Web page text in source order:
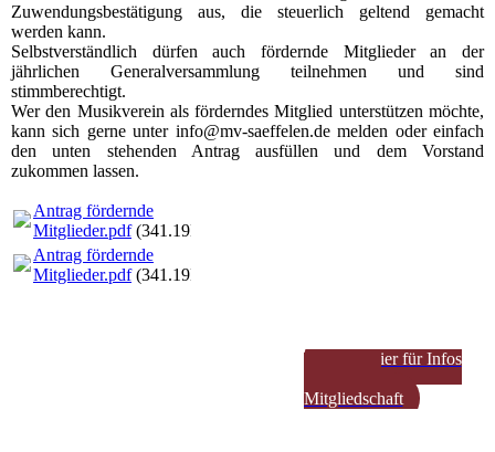
Zuwendungsbestätigung aus, die steuerlich geltend gemacht
werden kann.
Selbstverständlich dürfen auch fördernde Mitglieder an der
jährlichen Generalversammlung teilnehmen und sind
stimmberechtigt.
Wer den Musikverein als förderndes Mitglied unterstützen möchte,
kann sich gerne unter info@mv-saeffelen.de melden oder einfach
den unten stehenden Antrag ausfüllen und dem Vorstand
zukommen lassen.
Antrag fördernde
Mitglieder.pdf(341.19KB)
Antrag fördernde
Mitglieder.pdf(341.19KB)
Klicke hier für Infos
Mitgliedschaft